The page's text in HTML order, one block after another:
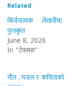
Related
सिर्जनात्मक लेखनीमा
पुरस्कृत
June 8, 2026
In "टेक्सस"
गीत , गजल र